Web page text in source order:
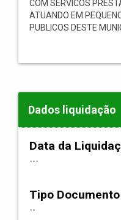
COM SERVICOS
ATUANDO EM
PUBLICOS DESTE
Dados liquidação
Data da
---
Tipo Documento
--